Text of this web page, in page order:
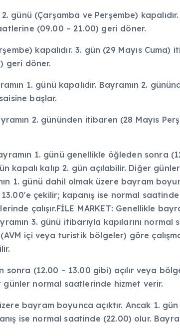
günü (Çarşamba ve Perşembe)
(09.00 – 21.00) geri döner.
kapalıdır. 3. gün (29 Mayıs Cuma)
geri döner.
1. günü kapalıdır. Bayramın 2.
başlar.
2. gününden itibaren (28 Mayıs
1. günü genellikle öğleden sonra
kapalı kalıp 2. gün açılabilir. Diğer
1. günü dahil olmak üzere bayram
çekilir; kapanış ise normal
çalışır.FİLE MARKET: Genellikle
3. günü itibarıyla kapılarını normal
içi veya turistik bölgeler) göre
sonra (12.00 – 13.00 gibi) açılır veya
günler normal saatlerinde hizmet verir.
bayram boyunca açıktır. Ancak 1. gün
ise normal saatinde (22.00) olur.